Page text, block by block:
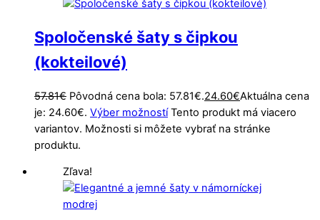
Spoločenské šaty s čipkou
(kokteilové)
57.81€ Pôvodná cena bola: 57.81€.24.60€Aktuálna cena
je: 24.60€. Výber možností Tento produkt má viacero
variantov. Možnosti si môžete vybrať na stránke
produktu.
Zľava!